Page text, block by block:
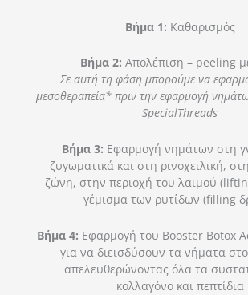
Βήμα 1: Καθαρισμός
Βήμα 2: Απολέπιση – peeling
Σε αυτή τη φάση μπορούμε να
μεσοθεραπεία* πριν την εφαρμογή
SpecialThreads
Βήμα 3: Εφαρμογή νημάτων στη
ζυγωματικά και στη ρινοχειλική,
ζώνη, στην περιοχή του λαιμού
γέμισμα των ρυτίδων (filling
Βήμα 4: Εφαρμογή του Booster Botox
για να διεισδύσουν τα νήματα
απελευθερώνοντας όλα τα
κολλαγόνο και πεπτίδια